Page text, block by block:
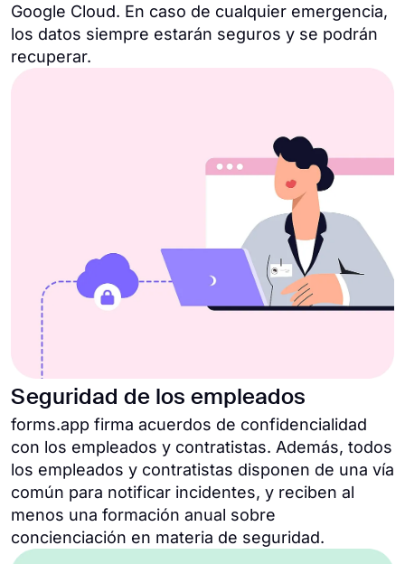
Google Cloud. En caso de cualquier emergencia,
los datos siempre estarán seguros y se podrán
recuperar.
Seguridad de los empleados
forms.app firma acuerdos de confidencialidad
con los empleados y contratistas. Además, todos
los empleados y contratistas disponen de una vía
común para notificar incidentes, y reciben al
menos una formación anual sobre
concienciación en materia de seguridad.